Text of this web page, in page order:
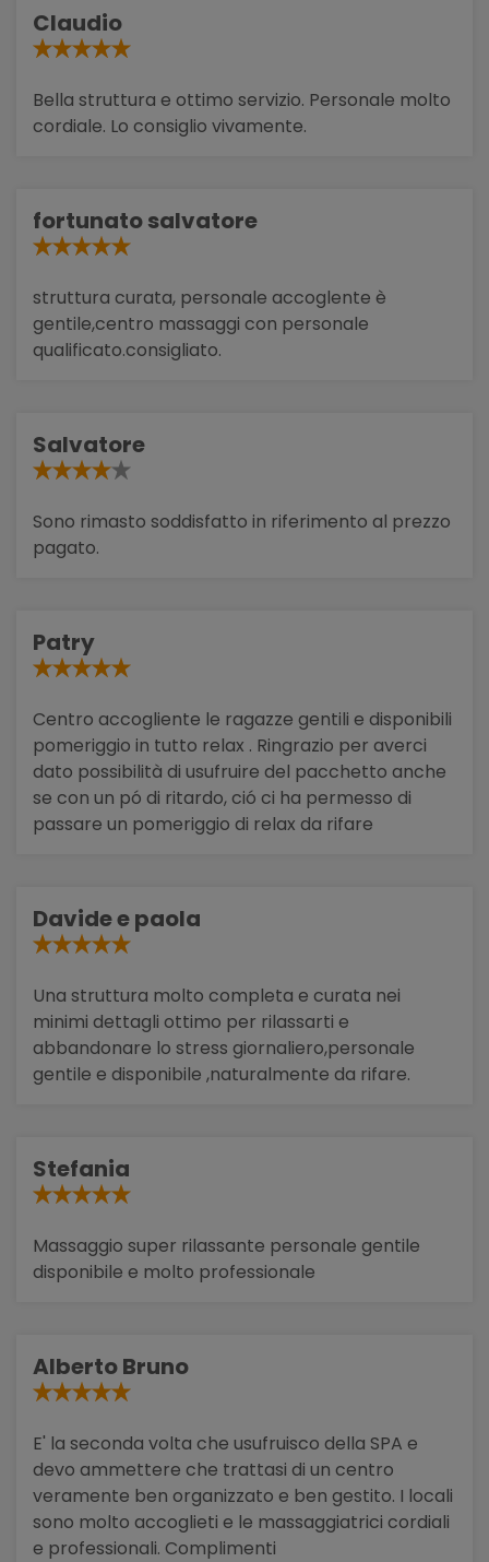
Claudio
Bella struttura e ottimo servizio. Personale molto
cordiale. Lo consiglio vivamente.
fortunato salvatore
struttura curata, personale accoglente è
gentile,centro massaggi con personale
qualificato.consigliato.
Salvatore
Sono rimasto soddisfatto in riferimento al prezzo
pagato.
Patry
Centro accogliente le ragazze gentili e disponibili
pomeriggio in tutto relax . Ringrazio per averci
dato possibilità di usufruire del pacchetto anche
se con un pó di ritardo, ció ci ha permesso di
passare un pomeriggio di relax da rifare
Davide e paola
Una struttura molto completa e curata nei
minimi dettagli ottimo per rilassarti e
abbandonare lo stress giornaliero,personale
gentile e disponibile ,naturalmente da rifare.
Stefania
Massaggio super rilassante personale gentile
disponibile e molto professionale
Alberto Bruno
E' la seconda volta che usufruisco della SPA e
devo ammettere che trattasi di un centro
veramente ben organizzato e ben gestito. I locali
sono molto accoglieti e le massaggiatrici cordiali
e professionali. Complimenti